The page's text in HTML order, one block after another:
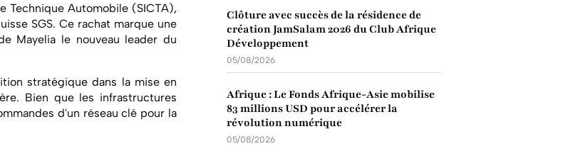
Technique Automobile (SICTA),
SGS. Ce rachat marque une
Mayelia le nouveau leader du
stratégique dans la mise en
Bien que les infrastructures
d'un réseau clé pour la
Clôture avec succès de la résidence de
création JamSalam 2026 du Club Afrique
Développement
05/08/2026
Afrique : Le Fonds Afrique-Asie mobilise
83 millions USD pour accélérer la
révolution numérique
05/08/2026